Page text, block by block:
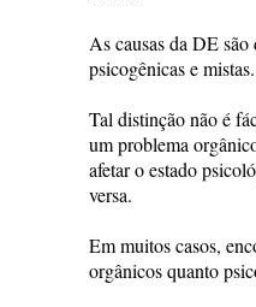
As causas da DE
psicogênicas e mistas.
Tal distinção não é
um problema
afetar o estado
versa.
Em muitos casos,
orgânicos quanto